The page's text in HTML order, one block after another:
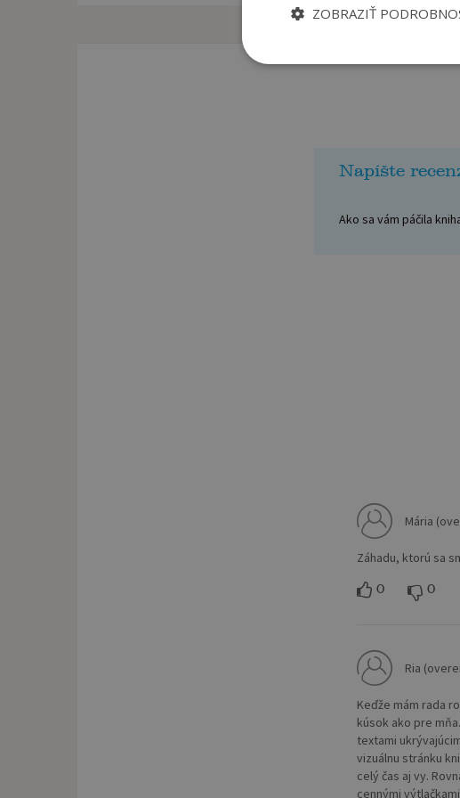
Napíšte
Ako sa vám páčila
Mária
Záhadu, ktorú sa
0 0
Ria
Keďže mám rada
kúsok ako pre
textami
vizuálnu stránku
celý čas aj vy.
cennými
ZOBRAZIŤ